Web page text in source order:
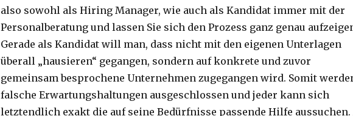
also sowohl als Hiring Manager, wie auch als Kandidat immer mit der
Personalberatung und lassen Sie sich den Prozess ganz genau
Gerade als Kandidat will man, dass nicht mit den eigenen Unterlagen
überall „hausieren“ gegangen, sondern auf konkrete und zuvor
gemeinsam besprochene Unternehmen zugegangen wird. Somit
falsche Erwartungshaltungen ausgeschlossen und jeder kann sich
letztendlich exakt die auf seine Bedürfnisse passende Hilfe aussuchen.